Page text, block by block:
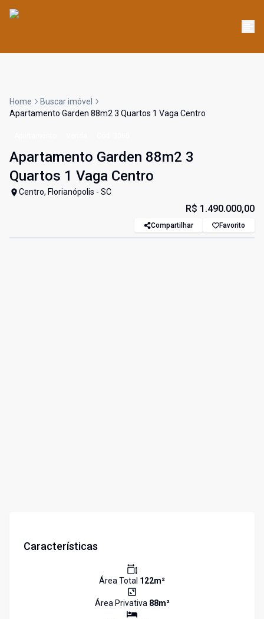
Home
Buscar imóvel
Apartamento Garden 88m2 3 Quartos 1 Vaga Centro
Apartamento Garden 88m2 3
Quartos 1 Vaga Centro
Centro, Florianópolis - SC
R$ 1.490.000,00
Compartilhar Favorito
Características
Área Total 122m²
Área Privativa 88m²